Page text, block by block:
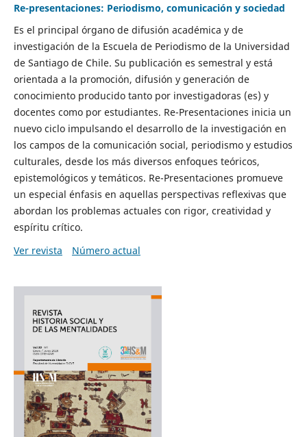
Re-presentaciones: Periodismo, comunicación y sociedad
Es el principal órgano de difusión académica y de
investigación de la Escuela de Periodismo de la Universidad
de Santiago de Chile. Su publicación es semestral y está
orientada a la promoción, difusión y generación de
conocimiento producido tanto por investigadoras (es) y
docentes como por estudiantes. Re-Presentaciones inicia un
nuevo ciclo impulsando el desarrollo de la investigación en
los campos de la comunicación social, periodismo y estudios
culturales, desde los más diversos enfoques teóricos,
epistemológicos y temáticos. Re-Presentaciones promueve
un especial énfasis en aquellas perspectivas reflexivas que
abordan los problemas actuales con rigor, creatividad y
espíritu crítico.
Ver revista
Número actual